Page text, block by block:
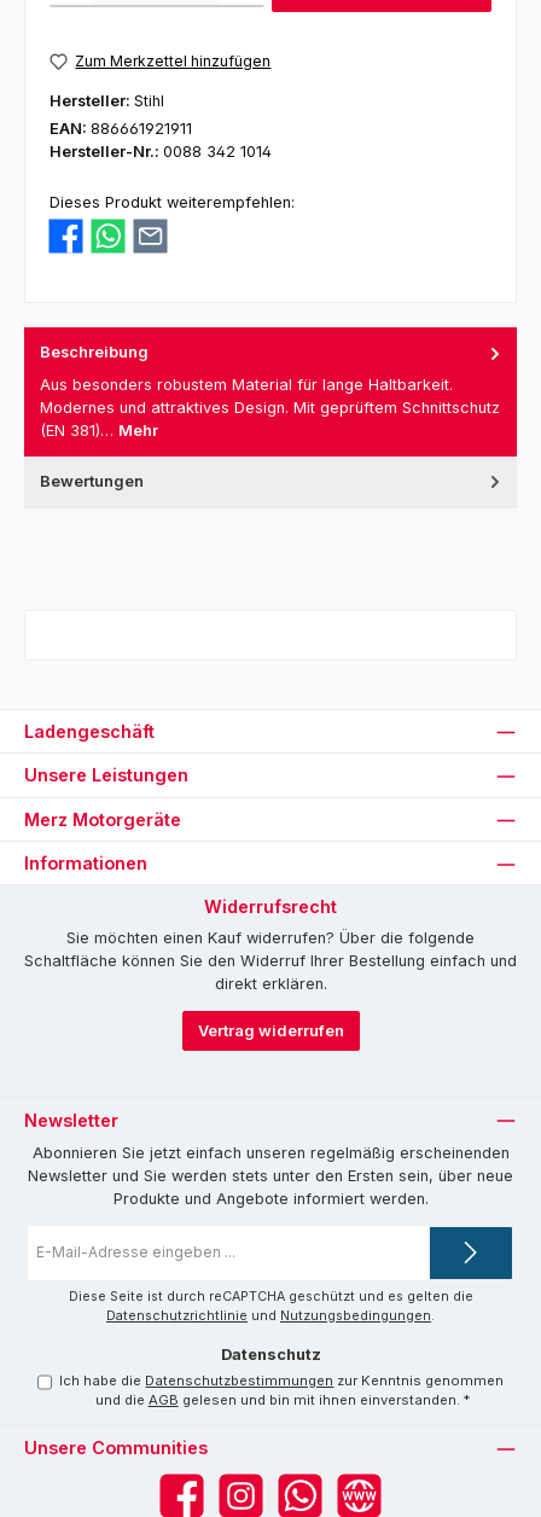
Zum Merkzettel hinzufügen
Hersteller: Stihl
EAN: 886661921911
Hersteller-Nr.: 0088 342 1014
Dieses Produkt weiterempfehlen:
Beschreibung
Aus besonders robustem Material für lange Haltbarkeit.
Modernes und attraktives Design. Mit geprüftem Schnittschutz
(EN 381)… Mehr
Bewertungen
Ladengeschäft
Unsere Leistungen
Merz Motorgeräte
Informationen
Widerrufsrecht
Sie möchten einen Kauf widerrufen? Über die folgende
Schaltfläche können Sie den Widerruf Ihrer Bestellung einfach und
direkt erklären.
Vertrag widerrufen
Newsletter
Abonnieren Sie jetzt einfach unseren regelmäßig erscheinenden
Newsletter und Sie werden stets unter den Ersten sein, über neue
Produkte und Angebote informiert werden.
Mail-
Diese Seite ist durch reCAPTCHA geschützt und es gelten die
Datenschutzrichtlinie und Nutzungsbedingungen.
Datenschutz
Ich habe die Datenschutzbestimmungen zur Kenntnis genommen
und die AGB gelesen und bin mit ihnen einverstanden. *
Unsere Communities
FacebookInstagramWhatsAppWebsite